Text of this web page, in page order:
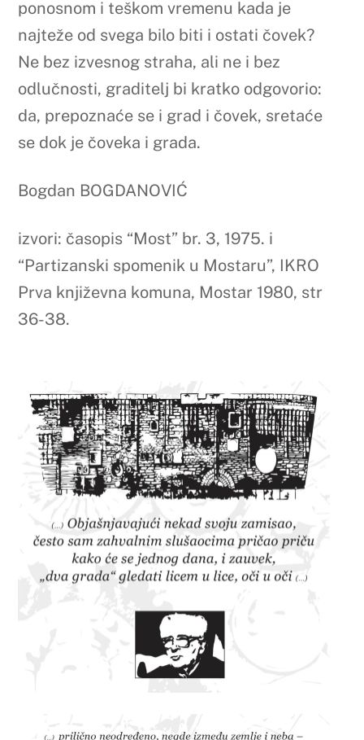
ponosnom i teškom vremenu kada je
najteže od svega bilo biti i ostati čovek?
Ne bez izvesnog straha, ali ne i bez
odlučnosti, graditelj bi kratko odgovorio:
da, prepoznaće se i grad i čovek, sretaće
se dok je čoveka i grada.
Bogdan BOGDANOVIĆ
izvori: časopis “Most” br. 3, 1975. i
“Partizanski spomenik u Mostaru”, IKRO
Prva književna komuna, Mostar 1980, str
36-38.